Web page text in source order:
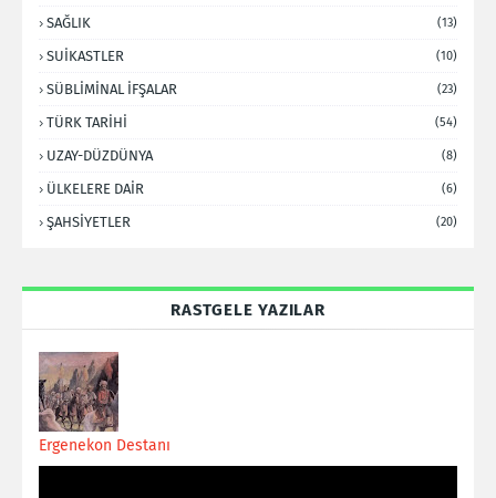
SAĞLIK (13)
SUİKASTLER (10)
SÜBLİMİNAL İFŞALAR (23)
TÜRK TARİHİ (54)
UZAY-DÜZDÜNYA (8)
ÜLKELERE DAİR (6)
ŞAHSİYETLER (20)
RASTGELE YAZILAR
Ergenekon Destanı